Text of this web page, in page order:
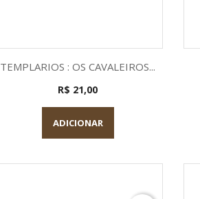
Visualização rápida
TEMPLARIOS : OS CAVALEIROS...
R$ 21,00
ADICIONAR